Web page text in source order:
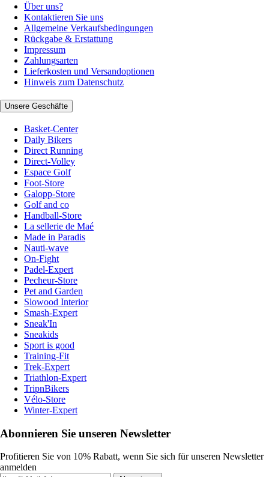
Über uns?
Kontaktieren Sie uns
Allgemeine Verkaufsbedingungen
Rückgabe & Erstattung
Impressum
Zahlungsarten
Lieferkosten und Versandoptionen
Hinweis zum Datenschutz
Unsere Geschäfte
Basket-Center
Daily Bikers
Direct Running
Direct-Volley
Espace Golf
Foot-Store
Galopp-Store
Golf and co
Handball-Store
La sellerie de Maé
Made in Paradis
Nauti-wave
On-Fight
Padel-Expert
Pecheur-Store
Pet and Garden
Slowood Interior
Smash-Expert
Sneak'In
Sneakids
Sport is good
Training-Fit
Trek-Expert
Triathlon-Expert
TripnBikers
Vélo-Store
Winter-Expert
Abonnieren Sie unseren Newsletter
Profitieren Sie von 10% Rabatt, wenn Sie sich für unseren Newsletter
anmelden